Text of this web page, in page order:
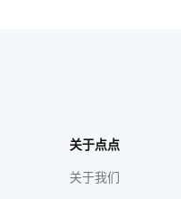
关于点点
关于我们